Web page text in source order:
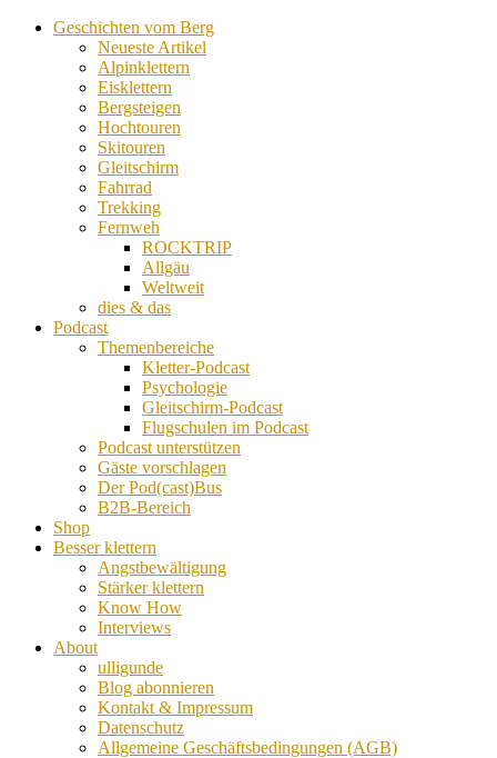
Geschichten vom Berg
Neueste Artikel
Alpinklettern
Eisklettern
Bergsteigen
Hochtouren
Skitouren
Gleitschirm
Fahrrad
Trekking
Fernweh
ROCKTRIP
Allgäu
Weltweit
dies & das
Podcast
Themenbereiche
Kletter-Podcast
Psychologie
Gleitschirm-Podcast
Flugschulen im Podcast
Podcast unterstützen
Gäste vorschlagen
Der Pod(cast)Bus
B2B-Bereich
Shop
Besser klettern
Angstbewältigung
Stärker klettern
Know How
Interviews
About
ulligunde
Blog abonnieren
Kontakt & Impressum
Datenschutz
Allgemeine Geschäftsbedingungen (AGB)